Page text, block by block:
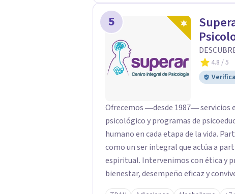
a colegios.
5
4.8 / 5
Ofrecemos ―desde 1987― servicios
psicológico y programas de psicoeducación. Nos dedicamos a
humano en cada etapa de la vida.
como un ser integral que actúa a
espiritual. Intervenimos con ética y
bienestar, desempeño eficaz y
respeto, valor y defensa de los